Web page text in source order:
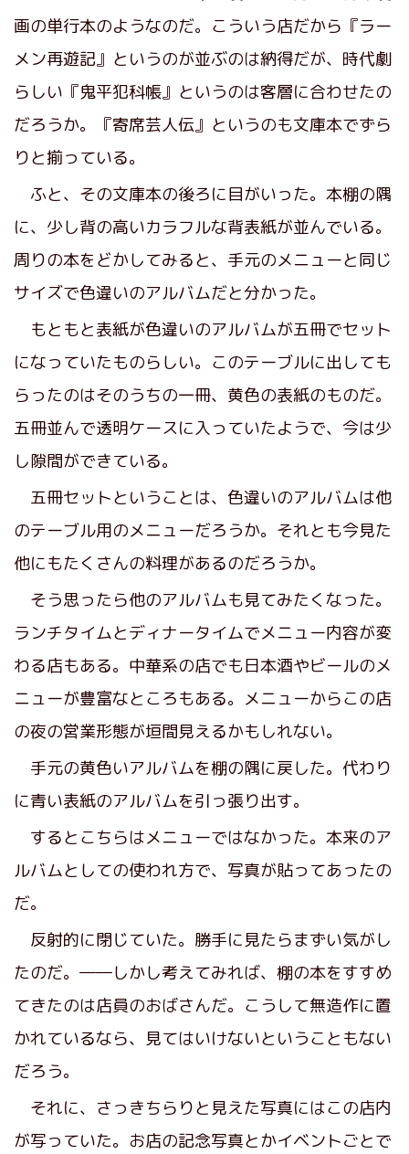
画の単行本のようなのだ。こういう店だから『ラー
メン再遊記』というのが並ぶのは納得だが、時代劇
らしい『鬼平犯科帳』というのは客層に合わせたの
だろうか。『寄席芸人伝』というのも文庫本でずら
りと揃っている。
ふと、その文庫本の後ろに目がいった。本棚の隅
に、少し背の高いカラフルな背表紙が並んでいる。
周りの本をどかしてみると、手元のメニューと同じ
サイズで色違いのアルバムだと分かった。
もともと表紙が色違いのアルバムが五冊でセット
になっていたものらしい。このテーブルに出しても
らったのはそのうちの一冊、黄色の表紙のものだ。
五冊並んで透明ケースに入っていたようで、今は少
し隙間ができている。
五冊セットということは、色違いのアルバムは他
のテーブル用のメニューだろうか。それとも今見た
他にもたくさんの料理があるのだろうか。
そう思ったら他のアルバムも見てみたくなった。
ランチタイムとディナータイムでメニュー内容が変
わる店もある。中華系の店でも日本酒やビールのメ
ニューが豊富なところもある。メニューからこの店
の夜の営業形態が垣間見えるかもしれない。
手元の黄色いアルバムを棚の隅に戻した。代わり
に青い表紙のアルバムを引っ張り出す。
するとこちらはメニューではなかった。本来のア
ルバムとしての使われ方で、写真が貼ってあったの
だ。
反射的に閉じていた。勝手に見たらまずい気がし
たのだ。――しかし考えてみれば、棚の本をすすめ
てきたのは店員のおばさんだ。こうして無造作に置
かれているなら、見てはいけないということもない
だろう。
それに、さっきちらりと見えた写真にはこの店内
が写っていた。お店の記念写真とかイベントごとで